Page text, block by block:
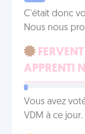
C'était donc
Nous nous
APPRENTI
Vous avez
VDM à ce jour.